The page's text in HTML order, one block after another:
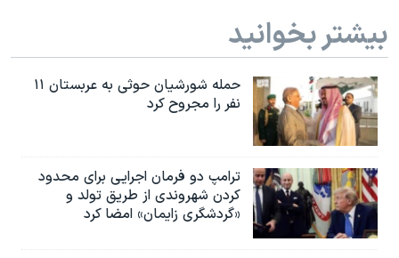
بیشتر بخوانید
حمله شورشیان حوثی به عربستان ۱۱
نفر را مجروح کرد
ترامپ دو فرمان اجرایی برای محدود
کردن شهروندی از طریق تولد و
«گردشگری زایمان» امضا کرد